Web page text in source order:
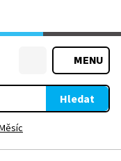
MENU
Hledat